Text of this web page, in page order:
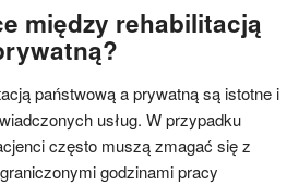
między rehabilitacją
państwową a prywatną są istotne i
usług. W przypadku
często muszą zmagać się z
godzinami pracy